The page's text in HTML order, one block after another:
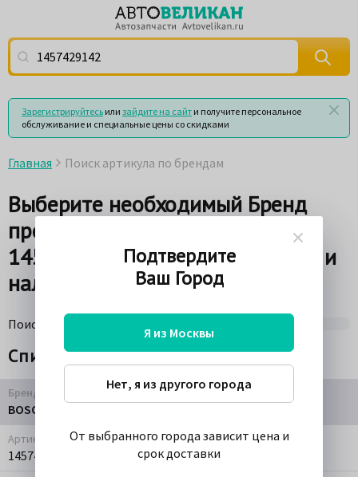
Поиск по артикулу (номеру детали) или по названию
Зарегистрируйтесь или зайдите на сайт и получите персональное
обслуживание и специальные цены со скидками
Главная Поиск артикула по брендам
Выберите необходимый Бренд
производителя по Артикулу
1457429142 для просмотра цен и
наличия товара на складах
Поиск по поставщикам
Список брендов
Бренд
BOSCH
Артикул
1457429142
Подтвердите
Ваш Город
Я из Москвы
Нет, я из другого города
От выбранного города зависит цена и
срок доставки